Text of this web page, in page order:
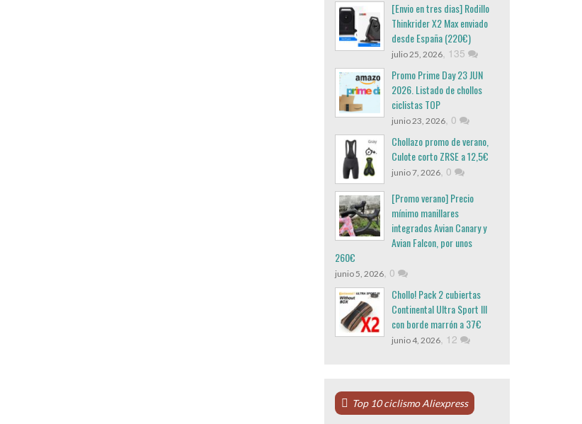
[Envio en tres dias] Rodillo
Thinkrider X2 Max enviado
desde España (220€)
julio 25, 2026, 135
Promo Prime Day 23 JUN
2026. Listado de chollos
ciclistas TOP
junio 23, 2026, 0
Chollazo promo de verano,
Culote corto ZRSE a 12,5€
junio 7, 2026, 0
[Promo verano] Precio
mínimo manillares
integrados Avian Canary y
Avian Falcon, por unos
260€
junio 5, 2026, 0
Chollo! Pack 2 cubiertas
Continental Ultra Sport III
con borde marrón a 37€
junio 4, 2026, 12
Top 10 ciclismo Aliexpress